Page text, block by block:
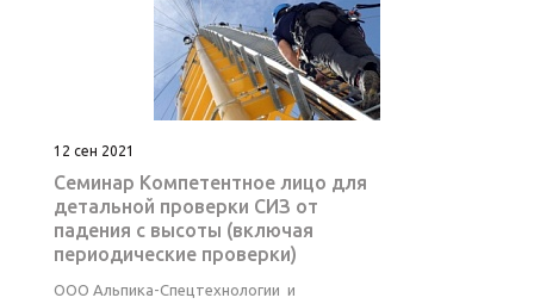
12 сен 2021
Семинар Компетентное лицо для
детальной проверки СИЗ от
падения с высоты (включая
периодические проверки)
ООО Альпика-Спецтехнологии и